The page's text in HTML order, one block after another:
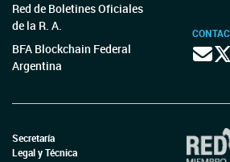
Red de Boletines Oficiales
de la R. A.
BFA Blockchain Federal
Argentina
Secretaría
Legal y Técnica